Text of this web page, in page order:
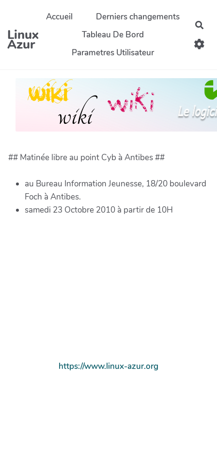
Aller au contenu principal
Linux
Azur
Accueil
Derniers changements
Tableau De Bord
Parametres Utilisateur
## Matinée libre au point Cyb à Antibes ##
au Bureau Information Jeunesse, 18/20 boulevard
Foch à Antibes.
samedi 23 Octobre 2010 à partir de 10H
https://www.linux-azur.org